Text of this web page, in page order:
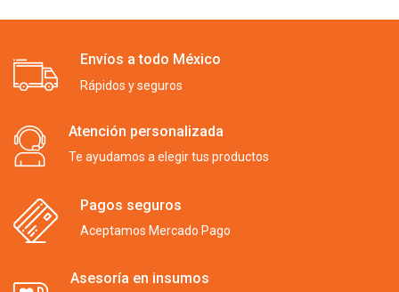
Envíos a todo México
Rápidos y seguros
Atención personalizada
Te ayudamos a elegir tus productos
Pagos seguros
Aceptamos Mercado Pago
Asesoría en insumos